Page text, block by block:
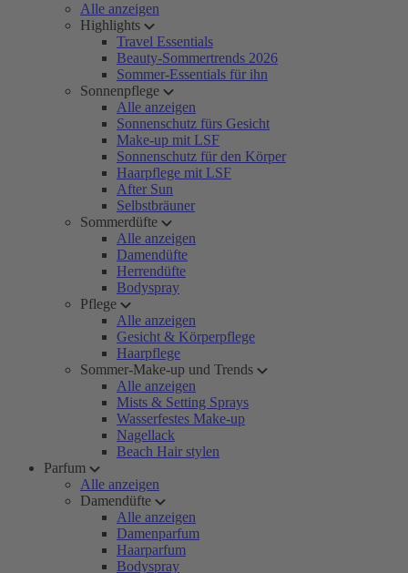
Alle anzeigen
Highlights
Travel Essentials
Beauty-Sommertrends 2026
Sommer-Essentials für ihn
Sonnenpflege
Alle anzeigen
Sonnenschutz fürs Gesicht
Make-up mit LSF
Sonnenschutz für den Körper
Haarpflege mit LSF
After Sun
Selbstbräuner
Sommerdüfte
Alle anzeigen
Damendüfte
Herrendüfte
Bodyspray
Pflege
Alle anzeigen
Gesicht & Körperpflege
Haarpflege
Sommer-Make-up und Trends
Alle anzeigen
Mists & Setting Sprays
Wasserfestes Make-up
Nagellack
Beach Hair stylen
Parfum
Alle anzeigen
Damendüfte
Alle anzeigen
Damenparfum
Haarparfum
Bodyspray